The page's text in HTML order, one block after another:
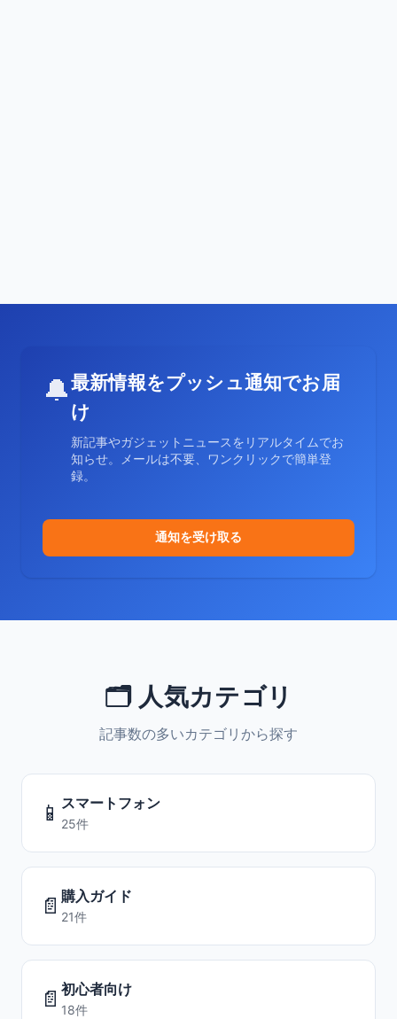
🔔最新情報をプッシュ通知でお届
け
新記事やガジェットニュースをリアルタイムでお
知らせ。メールは不要、ワンクリックで簡単登
録。
通知を受け取る
🗂️ 人気カテゴリ
記事数の多いカテゴリから探す
📱 スマートフォン
25件
📄 購入ガイド
21件
📄 初心者向け
18件